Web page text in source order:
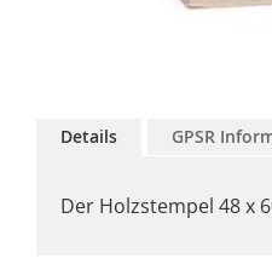
der
springen
Details
Der Holzstempel 48 x
GPSR